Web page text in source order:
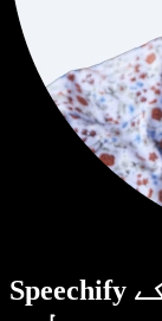
Speechify اسٹوڈیو ہر سائز کی ٹیم کے